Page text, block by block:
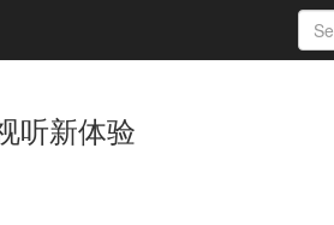
听新体验